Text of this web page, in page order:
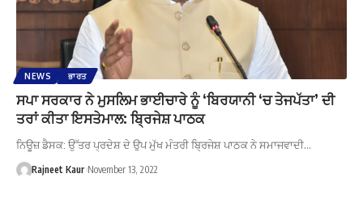
NEWS ਭਾਰਤ
ਸਪਾ ਸਰਕਾਰ ਨੇ ਮੁਸਲਿਮ ਭਾਈਚਾਰੇ ਨੂੰ ‘ਬਿਰਯਾਨੀ ‘ਚ ਤੇਜਪੱਤਾ’ ਦੀ
ਤਰਾਂ ਕੀਤਾ ਇਸਤੇਮਾਲ: ਬ੍ਰਿਜੇਸ਼ ਪਾਠਕ
ਨਿਊਜ਼ ਡੈਸਕ: ਉੱਤਰ ਪ੍ਰਦੇਸ਼ ਦੇ ਉਪ ਮੁੱਖ ਮੰਤਰੀ ਬ੍ਰਿਜੇਸ਼ ਪਾਠਕ ਨੇ ਸਮਾਜਵਾਦੀ…
Rajneet Kaur November 13, 2022